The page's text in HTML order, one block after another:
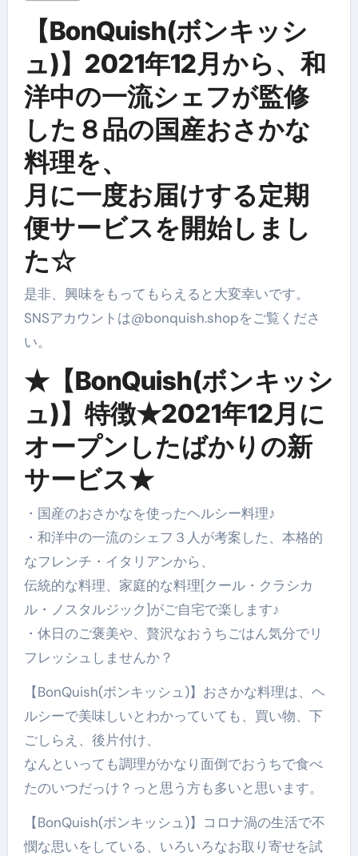
【BonQuish(ボンキッシ
ュ)】2021年12月から、和
洋中の一流シェフが監修
した８品の国産おさかな
料理を、
月に一度お届けする定期
便サービスを開始しまし
た☆
是非、興味をもってもらえると大変幸いです。
SNSアカウントは@bonquish.shopをご覧くださ
い。
★【BonQuish(ボンキッシ
ュ)】特徴★2021年12月に
オープンしたばかりの新
サービス★
・国産のおさかなを使ったヘルシー料理♪
・和洋中の一流のシェフ３人が考案した、本格的
なフレンチ・イタリアンから、
伝統的な料理、家庭的な料理[クール・クラシカ
ル・ノスタルジック]がご自宅で楽します♪
・休日のご褒美や、贅沢なおうちごはん気分でリ
フレッシュしませんか？
【BonQuish(ボンキッシュ)】おさかな料理は、ヘ
ルシーで美味しいとわかっていても、買い物、下
ごしらえ、後片付け、
なんといっても調理がかなり面倒でおうちで食べ
たのいつだっけ？っと思う方も多いと思います。
【BonQuish(ボンキッシュ)】コロナ渦の生活で不
憫な思いをしている、いろいろなお取り寄せを試